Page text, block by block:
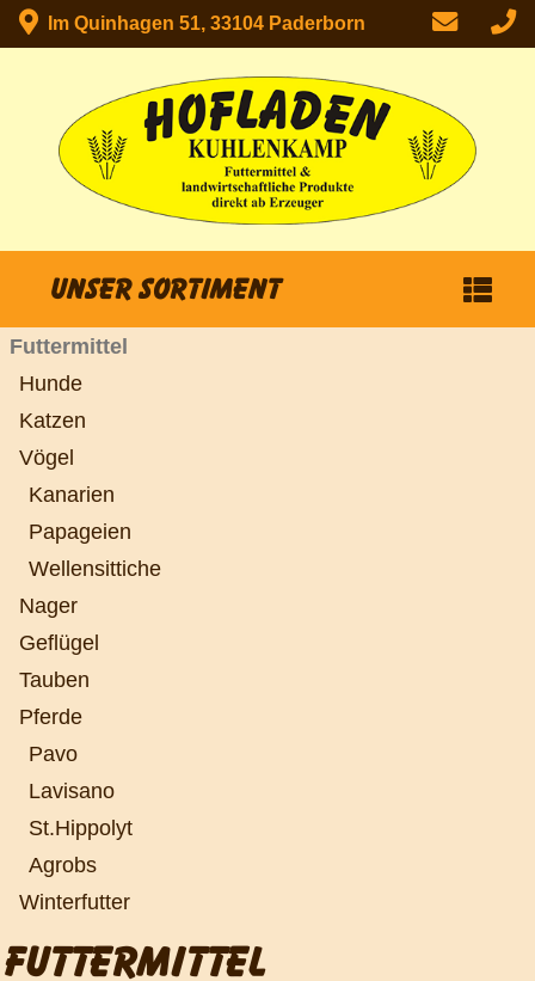
Im Quinhagen 51, 33104 Paderborn
Unser Sortiment
Futtermittel
Hunde
Katzen
Vögel
Kanarien
Papageien
Wellensittiche
Nager
Geflügel
Tauben
Pferde
Pavo
Lavisano
St.Hippolyt
Agrobs
Winterfutter
FUTTERMITTEL